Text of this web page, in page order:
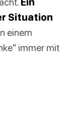
Situation
einem
immer mit